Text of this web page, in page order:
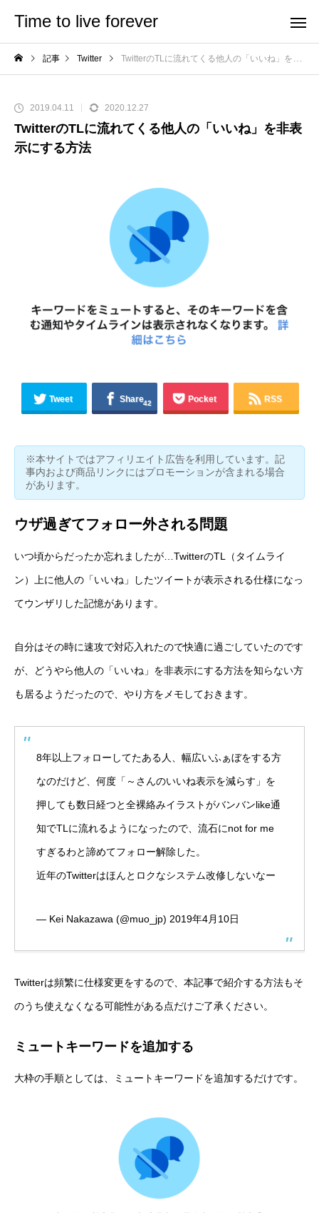
Time to live forever
記事 Twitter TwitterのTLに流れてくる他人の「いいね」を非表示にする方法
2019.04.11 2020.12.27
TwitterのTLに流れてくる他人の「いいね」を非表
示にする方法
Tweet Share42 Pocket RSS
※本サイトではアフィリエイト広告を利用しています。記
事内および商品リンクにはプロモーションが含まれる場合
があります。
ウザ過ぎてフォロー外される問題
いつ頃からだったか忘れましたが…TwitterのTL（タイムライ
ン）上に他人の「いいね」したツイートが表示される仕様になっ
てウンザリした記憶があります。
自分はその時に速攻で対応入れたので快適に過ごしていたのです
が、どうやら他人の「いいね」を非表示にする方法を知らない方
も居るようだったので、やり方をメモしておきます。
8年以上フォローしてたある人、幅広いふぁぼをする方
なのだけど、何度「～さんのいいね表示を減らす」を
押しても数日経つと全裸絡みイラストがバンバンlike通
知でTLに流れるようになったので、流石にnot for me
すぎるわと諦めてフォロー解除した。
近年のTwitterはほんとロクなシステム改修しないなー
— Kei Nakazawa (@muo_jp) 2019年4月10日
Twitterは頻繁に仕様変更をするので、本記事で紹介する方法もそ
のうち使えなくなる可能性がある点だけご了承ください。
ミュートキーワードを追加する
大枠の手順としては、ミュートキーワードを追加するだけです。